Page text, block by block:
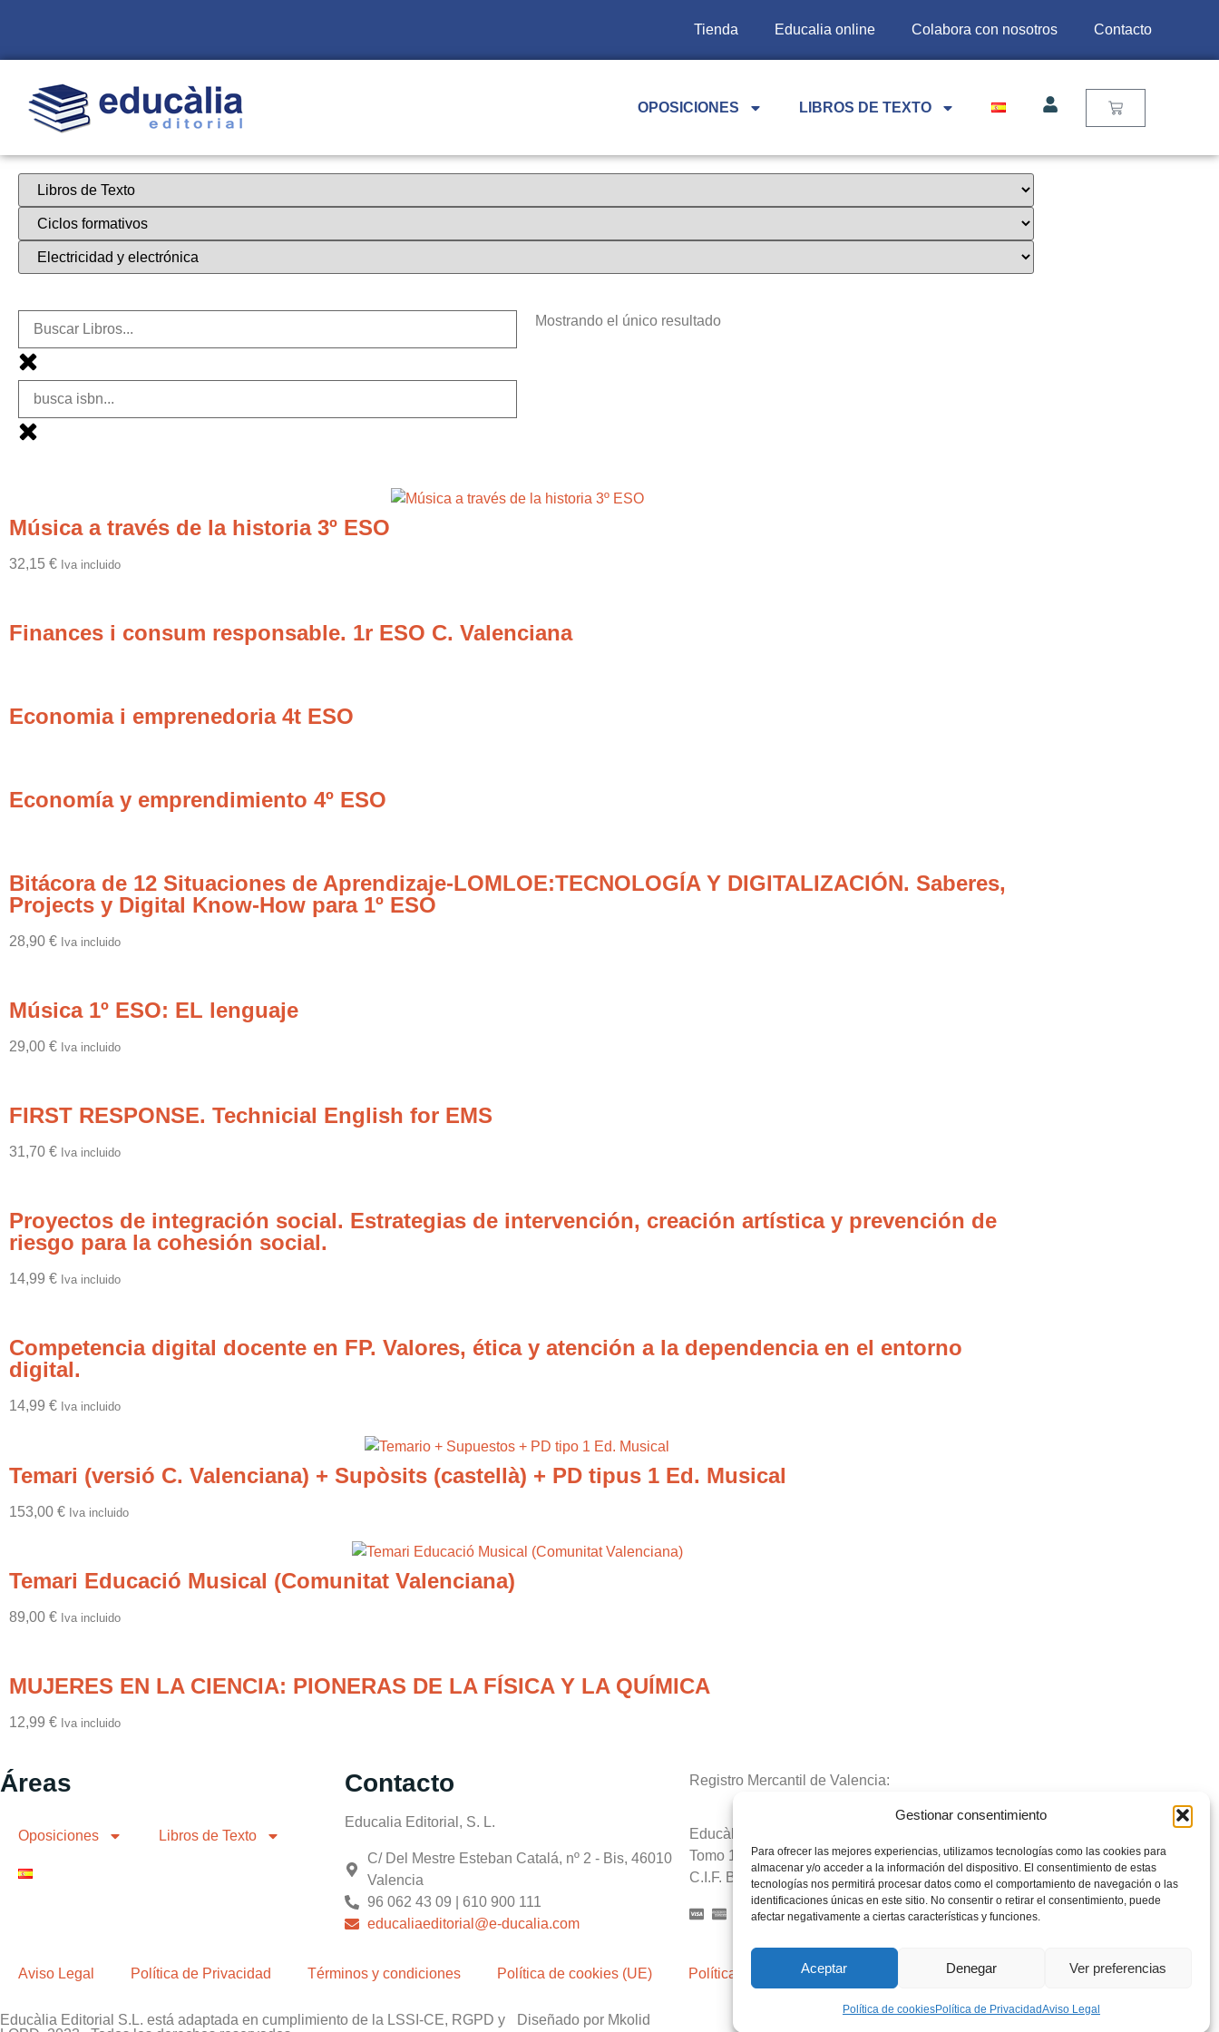
Gestionar consentimiento
Para ofrecer las mejores experiencias, utilizamos tecnologías como las cookies para
almacenar y/o acceder a la información del dispositivo. El consentimiento de estas
tecnologías nos permitirá procesar datos como el comportamiento de navegación o las
identificaciones únicas en este sitio. No consentir o retirar el consentimiento, puede
afectar negativamente a ciertas características y funciones.
Aceptar Denegar Ver preferencias
Política de cookiesPolítica de PrivacidadAviso Legal
Tienda Educalia online Colabora con nosotros Contacto
OPOSICIONES LIBROS DE TEXTO
Mostrando el único resultado
Música a través de la historia 3º ESO
32,15 € Iva incluido
Finances i consum responsable. 1r ESO C. Valenciana
Economia i emprenedoria 4t ESO
Economía y emprendimiento 4º ESO
Bitácora de 12 Situaciones de Aprendizaje-LOMLOE:TECNOLOGÍA Y DIGITALIZACIÓN. Saberes,
Projects y Digital Know-How para 1º ESO
28,90 € Iva incluido
Música 1º ESO: EL lenguaje
29,00 € Iva incluido
FIRST RESPONSE. Technicial English for EMS
31,70 € Iva incluido
Proyectos de integración social. Estrategias de intervención, creación artística y prevención de
riesgo para la cohesión social.
14,99 € Iva incluido
Competencia digital docente en FP. Valores, ética y atención a la dependencia en el entorno
digital.
14,99 € Iva incluido
Temari (versió C. Valenciana) + Supòsits (castellà) + PD tipus 1 Ed. Musical
153,00 € Iva incluido
Temari Educació Musical (Comunitat Valenciana)
89,00 € Iva incluido
MUJERES EN LA CIENCIA: PIONERAS DE LA FÍSICA Y LA QUÍMICA
12,99 € Iva incluido
Áreas
Oposiciones Libros de Texto
Contacto
Educalia Editorial, S. L.
C/ Del Mestre Esteban Catalá, nº 2 - Bis, 46010
Valencia
96 062 43 09 | 610 900 111
educaliaeditorial@e-ducalia.com
Registro Mercantil de Valencia:
Educàlia Editorial Sociedad Limitada – Presentación:
Tomo 10411. Libro 7692. Hoja V-179332. Folio 113 –
C.I.F. B-98958523
Aviso Legal Política de Privacidad Términos y condiciones Política de cookies (UE) Política de envío
Educàlia Editorial S.L. está adaptada en cumplimiento de la LSSI-CE, RGPD y
Diseñado por Mkolid